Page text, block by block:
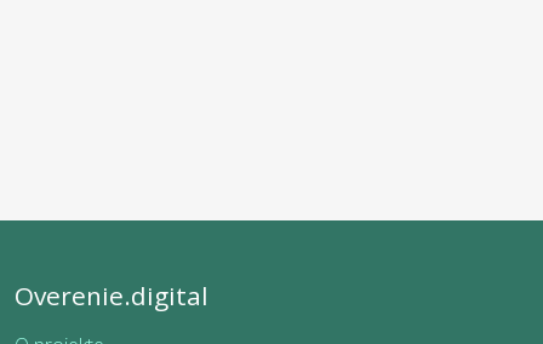
Overenie.digital